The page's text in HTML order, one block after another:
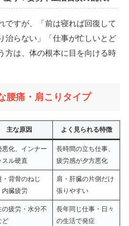
ですが、「前は寝れば回復して
治らない」「仕事が忙しいとど
方は、体の根本に目を向ける時
腰痛・肩こりタイプ
主な原因 よく見られる特徴
悪化、インナー
スル硬直
長時間の立ち仕事、
疲労感が夕方悪化
・背骨のねじ
内臓疲労
肩・肝臓の片側だけ
張りやすい
の疲労・水分不
ど
長年同じ仕事・日々
の生活で発症